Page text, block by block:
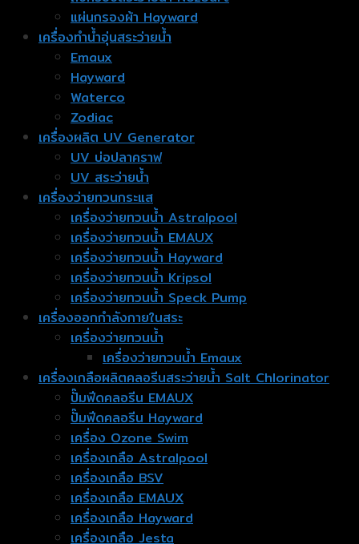
แผ่นกรองผ้า Hayward
เครื่องทำน้ำอุ่นสระว่ายน้ำ
Emaux
Hayward
Waterco
Zodiac
เครื่องผลิต UV Generator
UV บ่อปลาคราฟ
UV สระว่ายน้ำ
เครื่องว่ายทวนกระแส
เครื่องว่ายทวนน้ำ Astralpool
เครื่องว่ายทวนน้ำ EMAUX
เครื่องว่ายทวนน้ำ Hayward
เครื่องว่ายทวนน้ำ Kripsol
เครื่องว่ายทวนน้ำ Speck Pump
เครื่องออกกำลังกายในสระ
เครื่องว่ายทวนน้ำ
เครื่องว่ายทวนน้ำ Emaux
เครื่องเกลือผลิตคลอรีนสระว่ายน้ำ Salt Chlorinator
ปั๊มฟีดคลอรีน EMAUX
ปั๊มฟีดคลอรีน Hayward
เครื่อง Ozone Swim
เครื่องเกลือ Astralpool
เครื่องเกลือ BSV
เครื่องเกลือ EMAUX
เครื่องเกลือ Hayward
เครื่องเกลือ Jesta